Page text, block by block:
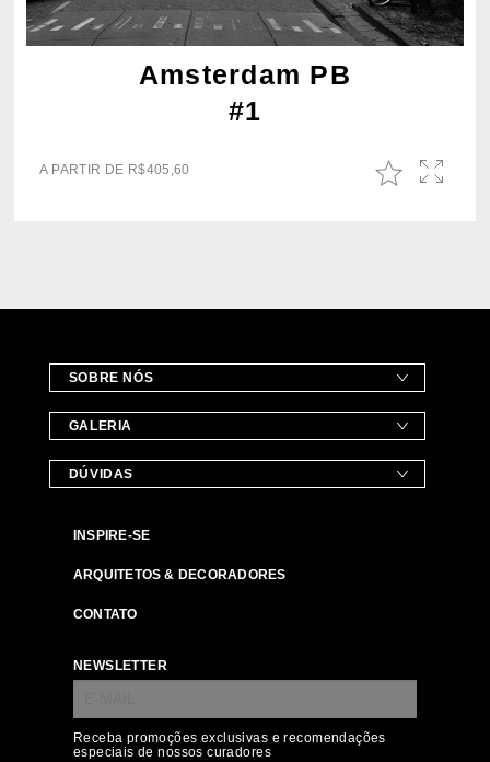
Amsterdam PB
#1
A PARTIR DE R$405,60
SOBRE NÓS
GALERIA
DÚVIDAS
INSPIRE-SE
ARQUITETOS & DECORADORES
CONTATO
NEWSLETTER
Receba promoções exclusivas e recomendações
especiais de nossos curadores